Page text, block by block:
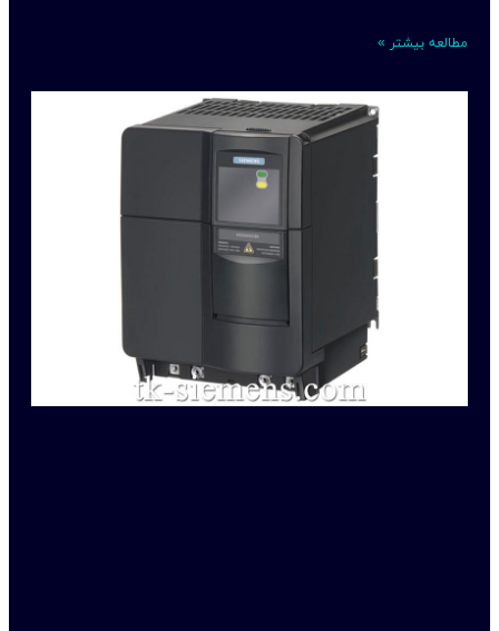
مطالعه بیشتر »